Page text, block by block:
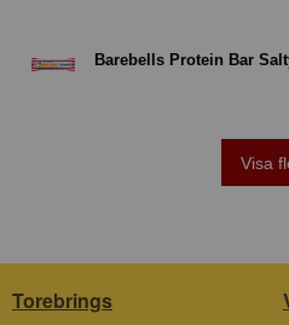
Barebells Protein Bar
Visa
Torebrings